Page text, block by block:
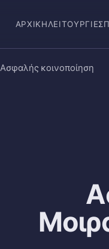
ΑΡΧΙΚΉΛΕΙΤΟΥΡΓΊΕΣ
Ασφαλής κοινοποίηση